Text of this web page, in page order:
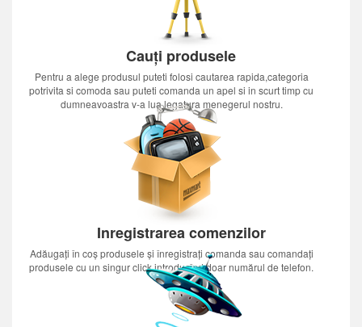
Cauți produsele
Pentru a alege produsul puteti folosi cautarea rapida,categoria
potrivita si comoda sau puteti comanda un apel si in scurt timp cu
dumneavoastra v-a lua legatura menegerul nostru.
Inregistrarea comenzilor
Adăugați în coș produsele și înregistrați comanda sau comandați
produsele cu un singur click introducînd doar numărul de telefon.